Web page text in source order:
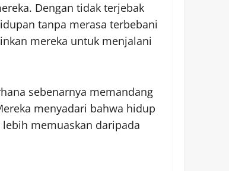
Dengan tidak terjebak
tanpa merasa terbebani
mereka untuk menjalani
sebenarnya memandang
menyadari bahwa hidup
memuaskan daripada